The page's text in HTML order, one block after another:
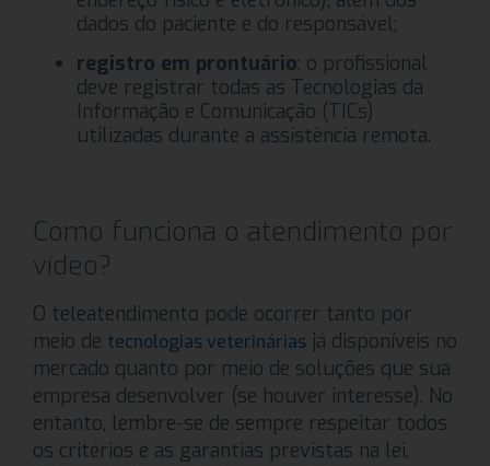
dados do paciente e do responsável;
registro em prontuário: o profissional
deve registrar todas as Tecnologias da
Informação e Comunicação (TICs)
utilizadas durante a assistência remota.
Como funciona o atendimento por
vídeo?
O teleatendimento pode ocorrer tanto por
meio de tecnologias veterinárias já disponíveis no
mercado quanto por meio de soluções que sua
empresa desenvolver (se houver interesse). No
entanto, lembre-se de sempre respeitar todos
os critérios e as garantias previstas na lei,